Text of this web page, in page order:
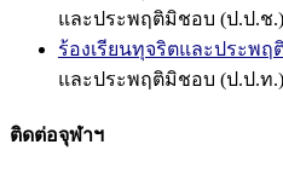
และประพฤติมิชอบ (ป.ป.ช.)
ร้องเรียนทุจริตและประพฤ
และประพฤติมิชอบ (ป.ป.ท.)
ติดต่อจุฬาฯ